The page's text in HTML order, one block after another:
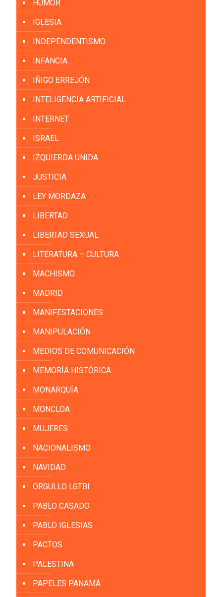
HUMOR
IGLESIA
INDEPENDENTISMO
INFANCIA
IÑIGO ERREJÓN
INTELIGENCIA ARTIFICIAL
INTERNET
ISRAEL
IZQUIERDA UNIDA
JUSTICIA
LEY MORDAZA
LIBERTAD
LIBERTAD SEXUAL
LITERATURA – CULTURA
MACHISMO
MADRID
MANIFESTACIONES
MANIPULACIÓN
MEDIOS DE COMUNICACIÓN
MEMORÍA HISTÓRICA
MONARQUÍA
MONCLOA
MUJERES
NACIONALISMO
NAVIDAD
ORGULLO LGTBI
PABLO CASADO
PABLO IGLESIAS
PACTOS
PALESTINA
PAPELES PANAMÁ